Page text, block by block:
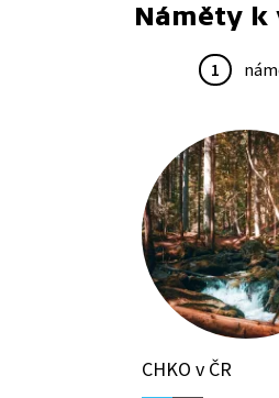
Náměty k
1
CHKO v ČR